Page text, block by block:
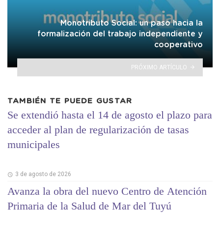
Monotributo Social: un paso hacia la
formalización del trabajo independiente y
cooperativo
PRÓXIMO ARTÍCULO
TAMBIÉN TE PUEDE GUSTAR
Se extendió hasta el 14 de agosto el plazo para
acceder al plan de regularización de tasas
municipales
3 de agosto de 2026
Avanza la obra del nuevo Centro de Atención
Primaria de la Salud de Mar del Tuyú